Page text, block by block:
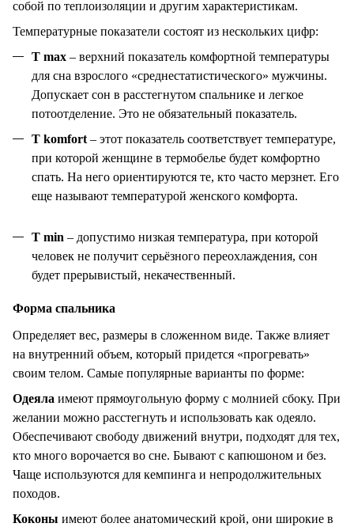
собой по теплоизоляции и другим характеристикам.
Температурные показатели состоят из нескольких цифр:
T max – верхний показатель комфортной температуры
для сна взрослого «среднестатистического» мужчины.
Допускает сон в расстегнутом спальнике и легкое
потоотделение. Это не обязательный показатель.
T komfort – этот показатель соответствует температуре,
при которой женщине в термобелье будет комфортно
спать. На него ориентируются те, кто часто мерзнет. Его
еще называют температурой женского комфорта.
T min – допустимо низкая температура, при которой
человек не получит серьёзного переохлаждения, сон
будет прерывистый, некачественный.
Форма спальника
Определяет вес, размеры в сложенном виде. Также влияет
на внутренний объем, который придется «прогревать»
своим телом. Самые популярные варианты по форме:
Одеяла имеют прямоугольную форму с молнией сбоку. При
желании можно расстегнуть и использовать как одеяло.
Обеспечивают свободу движений внутри, подходят для тех,
кто много ворочается во сне. Бывают с капюшоном и без.
Чаще используются для кемпинга и непродолжительных
походов.
Коконы имеют более анатомический крой, они широкие в